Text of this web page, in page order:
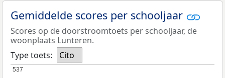
Gemiddelde scores per schooljaar
Scores op de doorstroomtoets per schooljaar, de
woonplaats Lunteren.
Type toets:
Cito
537
537